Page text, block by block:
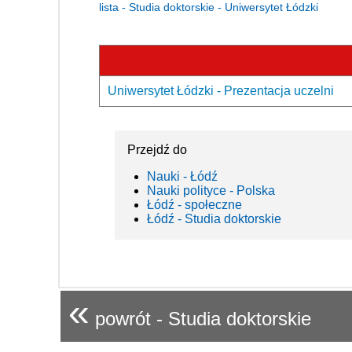
lista - Studia doktorskie - Uniwersytet Łódzki
Uniwersytet Łódzki - Prezentacja uczelni
Przejdź do
Nauki - Łódź
Nauki polityce - Polska
Łódź - społeczne
Łódź - Studia doktorskie
« powrót - Studia doktorskie